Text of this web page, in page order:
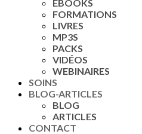
EBOOKS
FORMATIONS
LIVRES
MP3S
PACKS
VIDÉOS
WEBINAIRES
SOINS
BLOG-ARTICLES
BLOG
ARTICLES
CONTACT